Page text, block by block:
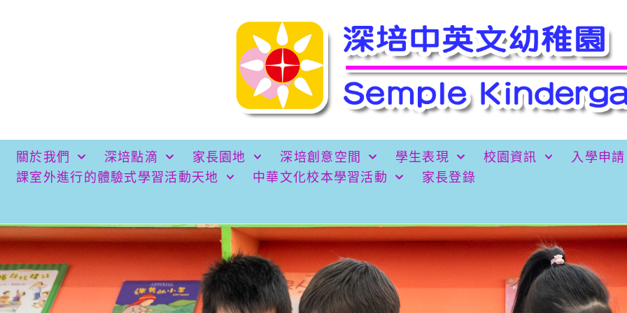
關於我們 深培點滴 家長園地 深培創意空間 學生表現 校園資訊
入學申請
課室外進行的體驗式學習活動天地
中華文化校本學習活動 家長登錄